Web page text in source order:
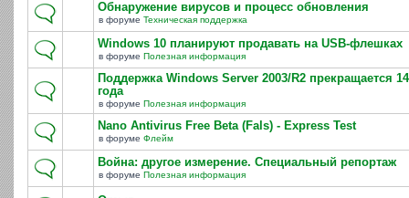
Обнаружение вирусов и процесс обновления
в форуме Техническая поддержка
Windows 10 планируют продавать на USB-флешках
в форуме Полезная информация
Поддержка Windows Server 2003/R2 прекращается
года
в форуме Полезная информация
Nano Antivirus Free Beta (Fals) - Express Test
в форуме Флейм
Война: другое измерение. Специальный репортаж
в форуме Полезная информация